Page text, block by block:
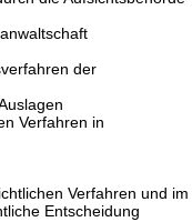
der
Verfahren in
Verfahren und im
Entscheidung